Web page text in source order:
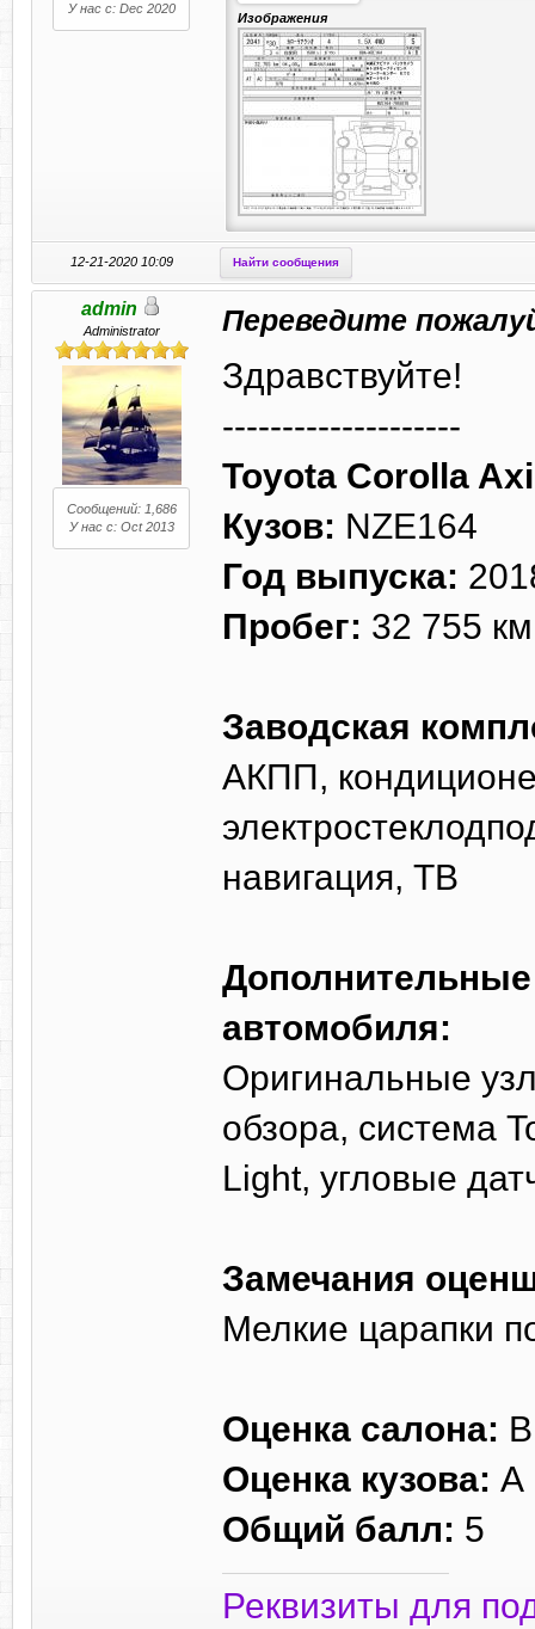
У нас с: Dec 2020
Изображения
12-21-2020 10:09 Найти сообщения
admin
Administrator
Сообщений: 1,686
У нас с: Oct 2013
Переведите
Здравствуйте!
--------------------
Toyota Corolla
Кузов: NZE164
Год выпуска:
Пробег: 32 755 км
Заводская
АКПП,
навигация, ТВ
автомобиля:
Оригинальные
обзора, система
Light, угловые
Замечания
Мелкие царапки
Оценка салона: В
Оценка кузова: A
Общий балл: 5
Реквизиты для